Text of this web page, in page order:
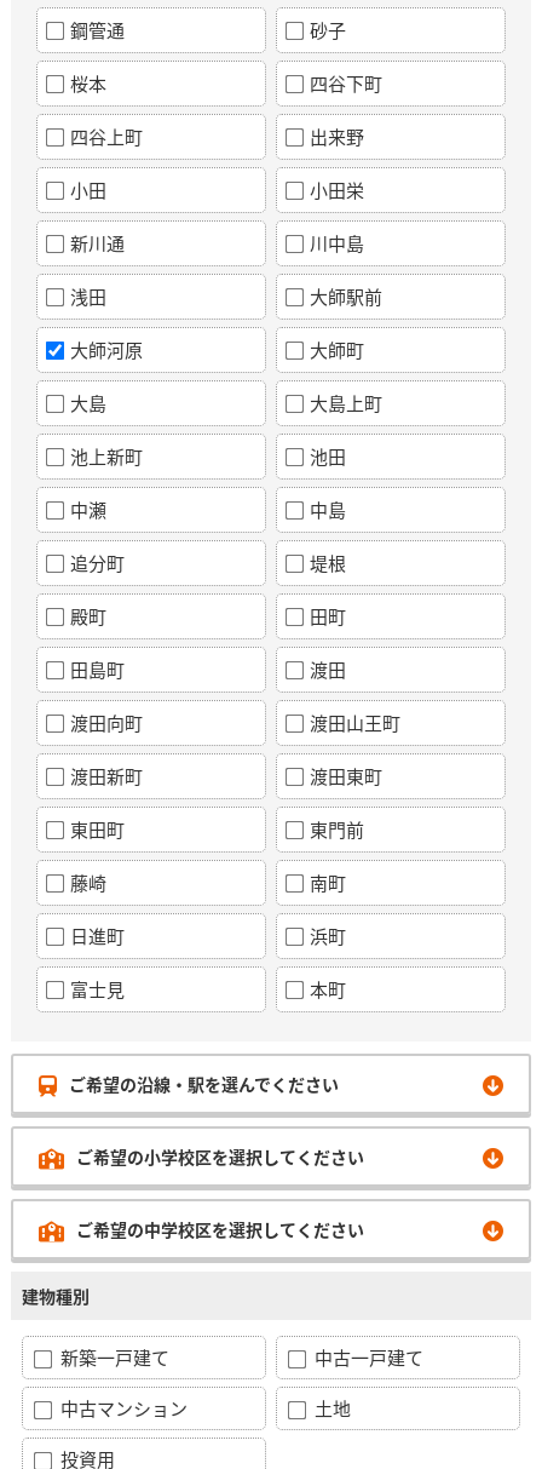
鋼管通 砂子
桜本 四谷下町
四谷上町 出来野
小田 小田栄
新川通 川中島
浅田 大師駅前
大師河原 大師町
大島 大島上町
池上新町 池田
中瀬 中島
追分町 堤根
殿町 田町
田島町 渡田
渡田向町 渡田山王町
渡田新町 渡田東町
東田町 東門前
藤崎 南町
日進町 浜町
富士見 本町
ご希望の沿線・駅を選んでください
ご希望の小学校区を選択してください
ご希望の中学校区を選択してください
建物種別
新築一戸建て
中古一戸建て
中古マンション
土地
投資用